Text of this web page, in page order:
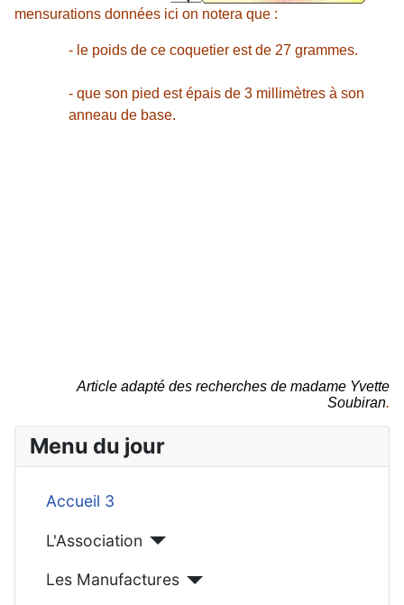
Menu du jour
Accueil 3
L'Association
Les Manufactures
mensurations données ici on notera que :
- le poids de ce coquetier est de 27 grammes.
- que son pied est épais de 3 millimètres à son
anneau de base.
Article adapté des recherches de madame Yvette
Soubiran.